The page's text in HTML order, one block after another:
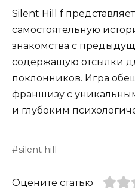
Silent Hill f
самостоятельную
знакомства с
содержащую отсылки
поклонников. Игра
франшизу с
и глубоким
silent hill
Оцените статью